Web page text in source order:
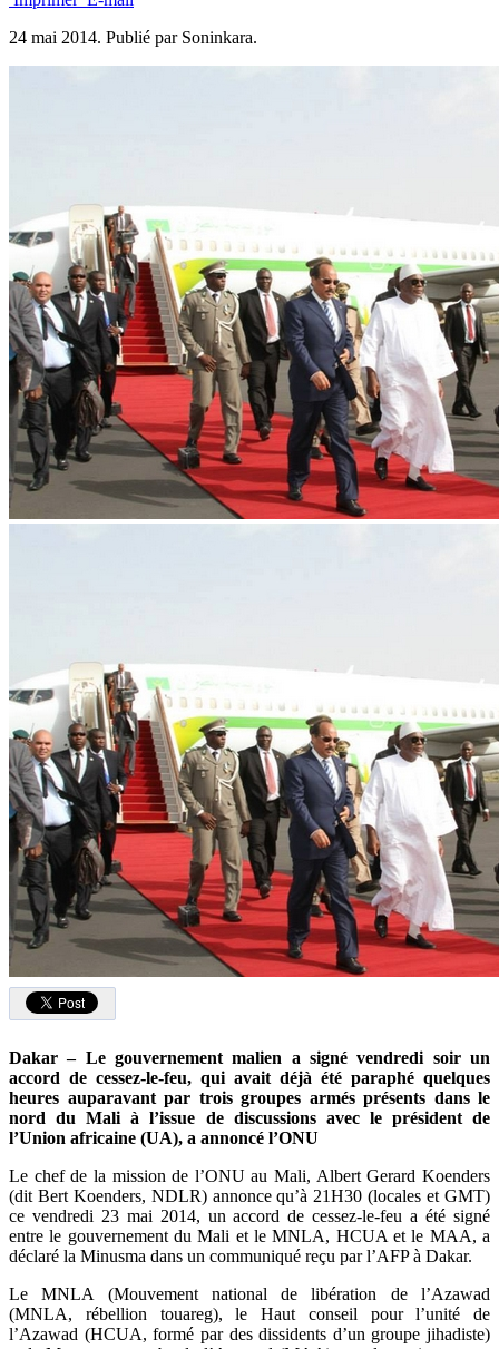
24 mai 2014. Publié par Soninkara.
Dakar – Le gouvernement malien a signé vendredi soir un
accord de cessez-le-feu, qui avait déjà été paraphé quelques
heures auparavant par trois groupes armés présents dans le
nord du Mali à l’issue de discussions avec le président de
l’Union africaine (UA), a annoncé l’ONU
Le chef de la mission de l’ONU au Mali, Albert Gerard Koenders
(dit Bert Koenders, NDLR) annonce qu’à 21H30 (locales et GMT)
ce vendredi 23 mai 2014, un accord de cessez-le-feu a été signé
entre le gouvernement du Mali et le MNLA, HCUA et le MAA, a
déclaré la Minusma dans un communiqué reçu par l’AFP à Dakar.
Le MNLA (Mouvement national de libération de l’Azawad
(MNLA, rébellion touareg), le Haut conseil pour l’unité de
l’Azawad (HCUA, formé par des dissidents d’un groupe jihadiste)